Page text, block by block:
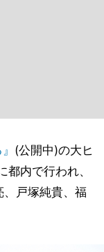
(公開中)の大ヒ
都内で行われ、
、戸塚純貴、福